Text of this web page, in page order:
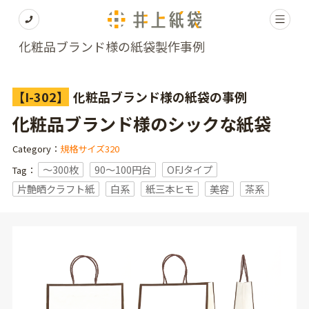
化粧品ブランド様の紙袋製作事例
【I-302】 化粧品ブランド様の紙袋の事例
化粧品ブランド様のシックな紙袋
Category： 規格サイズ320
Tag：
〜300枚 90～100円台
OFJタイプ
片艶晒クラフト紙
白系 紙三本ヒモ 美容 茶系